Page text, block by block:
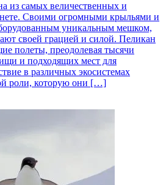
из самых величественных и
Своими огромными крыльями и
уникальным мешком,
своей грацией и силой. Пеликан
полеты, преодолевая тысячи
и подходящих мест для
в различных экосистемах
роли, которую они […]